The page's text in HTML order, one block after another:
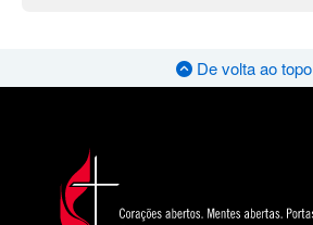
De volta ao topo